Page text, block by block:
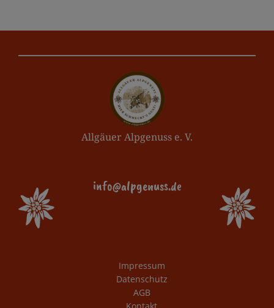
Allgäuer Alpgenuss e. V.
info@alpgenuss.de
Impressum
Datenschutz
AGB